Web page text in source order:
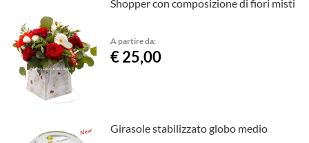
Shopper con composizione di fiori misti
A partire da:
€ 25,00
Girasole stabilizzato globo medio